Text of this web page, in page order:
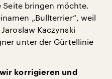
Seite bringen möchte.
„Bullterrier“, weil
Kaczynski
unter der Gürtellinie
korrigieren und